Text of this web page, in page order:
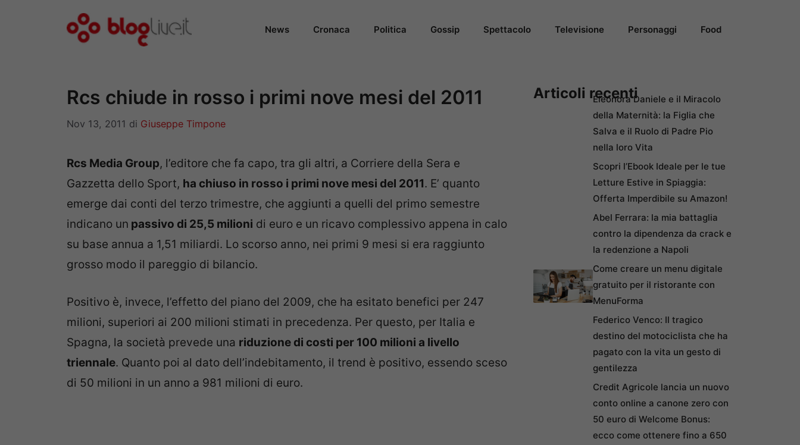
News Cronaca Politica Gossip Spettacolo Televisione Personaggi Food
Rcs chiude in rosso i primi nove mesi del 2011
Nov 13, 2011 di Giuseppe Timpone
Rcs Media Group, l’editore che fa capo, tra gli altri, a Corriere della Sera e
Gazzetta dello Sport, ha chiuso in rosso i primi nove mesi del 2011. E’ quanto
emerge dai conti del terzo trimestre, che aggiunti a quelli del primo semestre
indicano un passivo di 25,5 milioni di euro e un ricavo complessivo appena in calo
su base annua a 1,51 miliardi. Lo scorso anno, nei primi 9 mesi si era raggiunto
grosso modo il pareggio di bilancio.
Positivo è, invece, l’effetto del piano del 2009, che ha esitato benefici per 247
milioni, superiori ai 200 milioni stimati in precedenza. Per questo, per Italia e
Spagna, la società prevede una riduzione di costi per 100 milioni a livello
triennale. Quanto poi al dato dell’indebitamento, il trend è positivo, essendo sceso
di 50 milioni in un anno a 981 milioni di euro.
Articoli recentiEleonora Daniele e il Miracolo
della Maternità: la Figlia che
Salva e il Ruolo di Padre Pio
nella loro Vita
Scopri l’Ebook Ideale per le tue
Letture Estive in Spiaggia:
Offerta Imperdibile su Amazon!
Abel Ferrara: la mia battaglia
contro la dipendenza da crack e
la redenzione a Napoli
Come creare un menu digitale
gratuito per il ristorante con
MenuForma
Federico Venco: Il tragico
destino del motociclista che ha
pagato con la vita un gesto di
gentilezza
Credit Agricole lancia un nuovo
conto online a canone zero con
50 euro di Welcome Bonus:
ecco come ottenere fino a 650